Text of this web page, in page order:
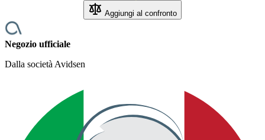
Aggiungi al confronto
Negozio ufficiale
Dalla società Avidsen